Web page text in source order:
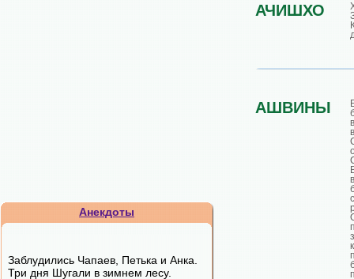
Анекдоты
Заблудились Чапаев, Петька и Анка.
Три дня Шугали в зимнем лесу.
АЧИШХО
АШВИНЫ